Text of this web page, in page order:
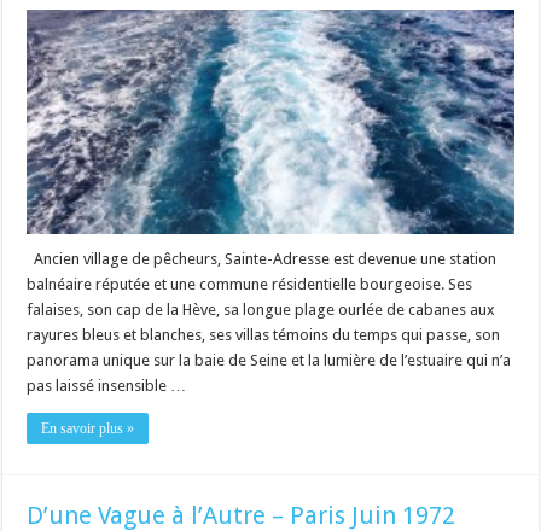
Ancien village de pêcheurs, Sainte-Adresse est devenue une station
balnéaire réputée et une commune résidentielle bourgeoise. Ses
falaises, son cap de la Hève, sa longue plage ourlée de cabanes aux
rayures bleus et blanches, ses villas témoins du temps qui passe, son
panorama unique sur la baie de Seine et la lumière de l’estuaire qui n’a
pas laissé insensible …
En savoir plus »
D’une Vague à l’Autre – Paris Juin 1972